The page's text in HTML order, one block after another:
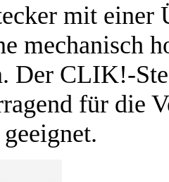
mit
mechanisch
Der CLIK!-
für die